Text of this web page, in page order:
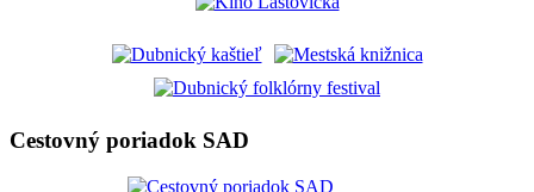
Cestovný poriadok SAD